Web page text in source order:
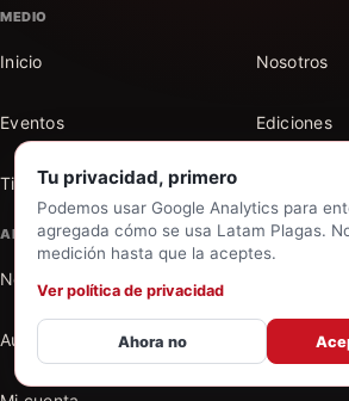
Tu privacidad, primero
Podemos usar Google Analytics para
agregada cómo se usa Latam Plagas.
medición hasta que la aceptes.
Ver política de privacidad
Ahora no
MEDIO
Inicio Nosotros
Eventos Ediciones
Tienda
ARCHIVO
Notas
Autores Buscar en